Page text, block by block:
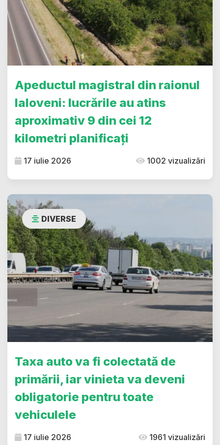
Apeductul magistral din raionul
Ialoveni: lucrările au atins
aproximativ 9 din cei 12
kilometri planificați
17 iulie 2026 1002 vizualizări
DIVERSE
Taxa auto va fi colectată de
primării, iar vinieta va deveni
obligatorie pentru toate
vehiculele
17 iulie 2026 1961 vizualizări